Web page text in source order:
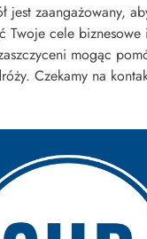
jest zaangażowany,
Twoje cele biznesowe i
mogąc
Czekamy na